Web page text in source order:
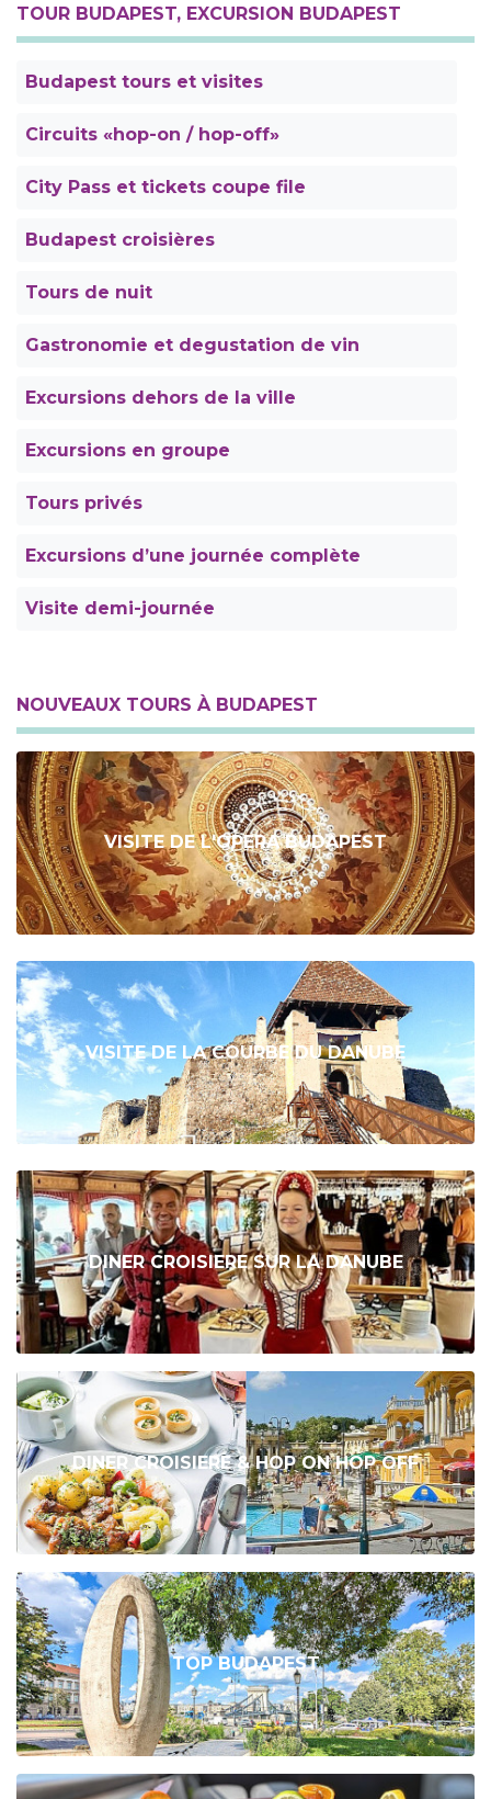
TOUR BUDAPEST, EXCURSION BUDAPEST
Budapest tours et visites
Circuits «hop-on / hop-off»
City Pass et tickets coupe file
Budapest croisières
Tours de nuit
Gastronomie et degustation de vin
Excursions dehors de la ville
Excursions en groupe
Tours privés
Excursions d’une journée complète
Visite demi-journée
NOUVEAUX TOURS À BUDAPEST
VISITE DE L'OPERA BUDAPEST
VISITE DE LA COURBE DU DANUBE
DINER CROISIERE SUR LA DANUBE
DINER CROISIERE & HOP ON HOP OFF
TOP BUDAPEST